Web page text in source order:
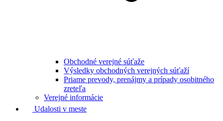
Obchodné verejné súťaže
Výsledky obchodných verejných súťaží
Priame prevody, prenájmy a prípady osobitného
zreteľa
Verejné informácie
Udalosti v meste